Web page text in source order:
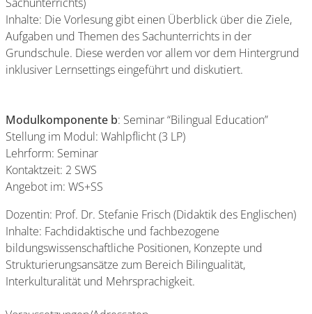
Inhalte: Die Vorlesung gibt einen Überblick über die Ziele,
Aufgaben und Themen des Sachunterrichts in der
Grundschule. Diese werden vor allem vor dem Hintergrund
inklusiver Lernsettings eingeführt und diskutiert.
Modulkomponente b: Seminar “Bilingual Education”
Stellung im Modul: Wahlpflicht (3 LP)
Lehrform: Seminar
Kontaktzeit: 2 SWS
Angebot im: WS+SS
Dozentin: Prof. Dr. Stefanie Frisch (Didaktik des Englischen)
Inhalte: Fachdidaktische und fachbezogene
bildungswissenschaftliche Positionen, Konzepte und
Strukturierungsansätze zum Bereich Bilingualität,
Interkulturalität und Mehrsprachigkeit.